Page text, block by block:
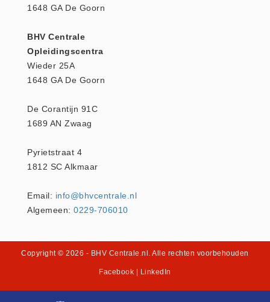
Zaklampen (9)
Keurmeester NEN-3140 (1)
Kliklijsten en vitrines
Kliklijsten en vitrines (2)
Lesboeken - Algemeen (10)
Desinfectants (0)
Noodproducten
Noodproducten (5)
1648 GA De Goorn
BHV Centrale
Opleidingscentra
Wieder 25A
1648 GA De Goorn
De Corantijn 91C
1689 AN Zwaag
Pyrietstraat 4
1812 SC Alkmaar
Email: info@bhvcentrale.nl
Algemeen: 0229-706010
Copyright © 2026 - BHV Centrale.nl . Alle rechten voorbehouden
Facebook LinkedIn